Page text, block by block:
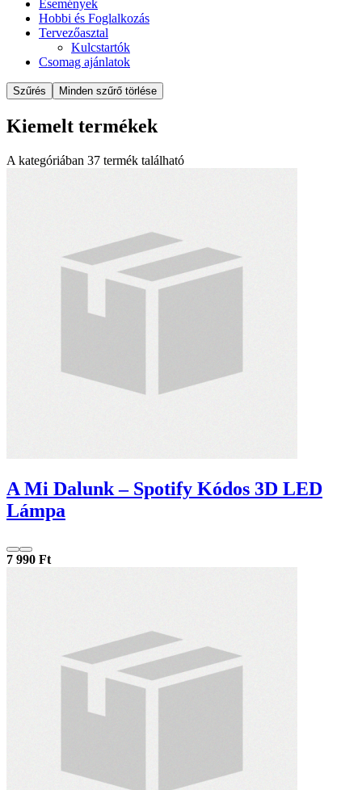
Események
Hobbi és Foglalkozás
Tervezőasztal
Kulcstartók
Csomag ajánlatok
Szűrés Minden szűrő törlése
Kiemelt termékek
A kategóriában 37 termék található
A Mi Dalunk – Spotify Kódos 3D LED
Lámpa
7 990 Ft